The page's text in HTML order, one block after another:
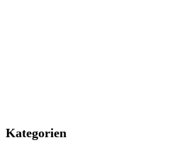
Kategorien